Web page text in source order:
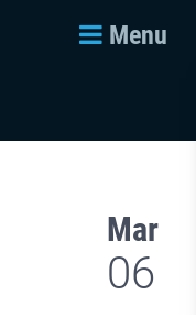
Menu
Mar
06